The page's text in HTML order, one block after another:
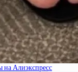
Алиэкспресс